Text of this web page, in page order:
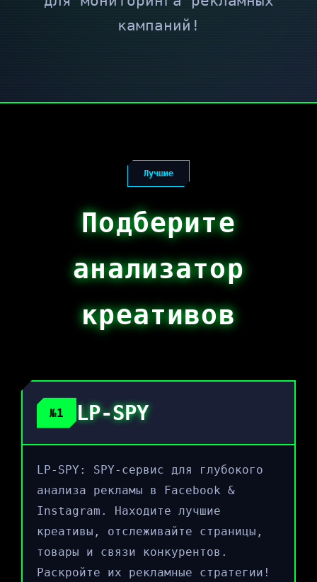
кампаний!
Лучшие
Подберите
анализатор
креативов
№1 LP-SPY
LP-SPY: SPY-сервис для глубокого
анализа рекламы в Facebook &
Instagram. Находите лучшие
креативы, отслеживайте страницы,
товары и связи конкурентов.
Раскройте их рекламные стратегии!